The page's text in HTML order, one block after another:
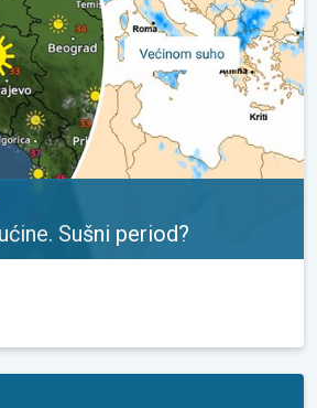
Sušni period?